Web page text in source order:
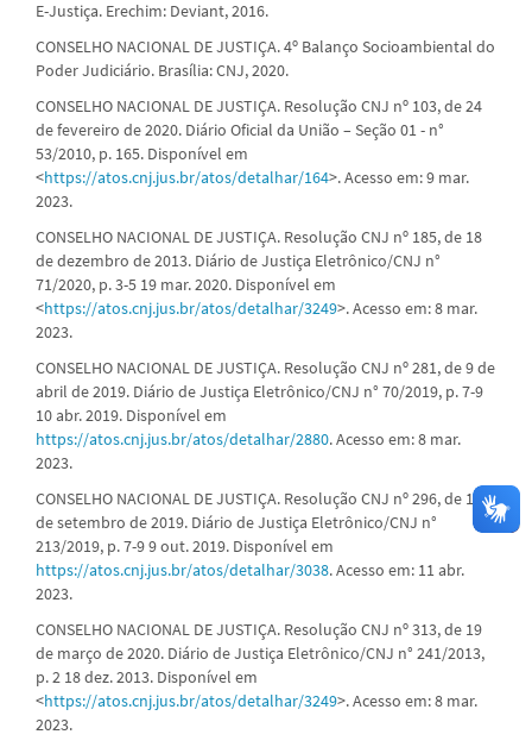
E-Justiça. Erechim: Deviant, 2016.
CONSELHO NACIONAL DE JUSTIÇA. 4º Balanço Socioambiental do
Poder Judiciário. Brasília: CNJ, 2020.
CONSELHO NACIONAL DE JUSTIÇA. Resolução CNJ nº 103, de 24
de fevereiro de 2020. Diário Oficial da União – Seção 01 - n°
53/2010, p. 165. Disponível em
<https://atos.cnj.jus.br/atos/detalhar/164>. Acesso em: 9 mar.
2023.
CONSELHO NACIONAL DE JUSTIÇA. Resolução CNJ nº 185, de 18
de dezembro de 2013. Diário de Justiça Eletrônico/CNJ n°
71/2020, p. 3-5 19 mar. 2020. Disponível em
<https://atos.cnj.jus.br/atos/detalhar/3249>. Acesso em: 8 mar.
2023.
CONSELHO NACIONAL DE JUSTIÇA. Resolução CNJ nº 281, de 9 de
abril de 2019. Diário de Justiça Eletrônico/CNJ n° 70/2019, p. 7-9
10 abr. 2019. Disponível em
https://atos.cnj.jus.br/atos/detalhar/2880. Acesso em: 8 mar.
2023.
CONSELHO NACIONAL DE JUSTIÇA. Resolução CNJ nº 296, de 19
de setembro de 2019. Diário de Justiça Eletrônico/CNJ n°
213/2019, p. 7-9 9 out. 2019. Disponível em
https://atos.cnj.jus.br/atos/detalhar/3038. Acesso em: 11 abr.
2023.
CONSELHO NACIONAL DE JUSTIÇA. Resolução CNJ nº 313, de 19
de março de 2020. Diário de Justiça Eletrônico/CNJ n° 241/2013,
p. 2 18 dez. 2013. Disponível em
<https://atos.cnj.jus.br/atos/detalhar/3249>. Acesso em: 8 mar.
2023.